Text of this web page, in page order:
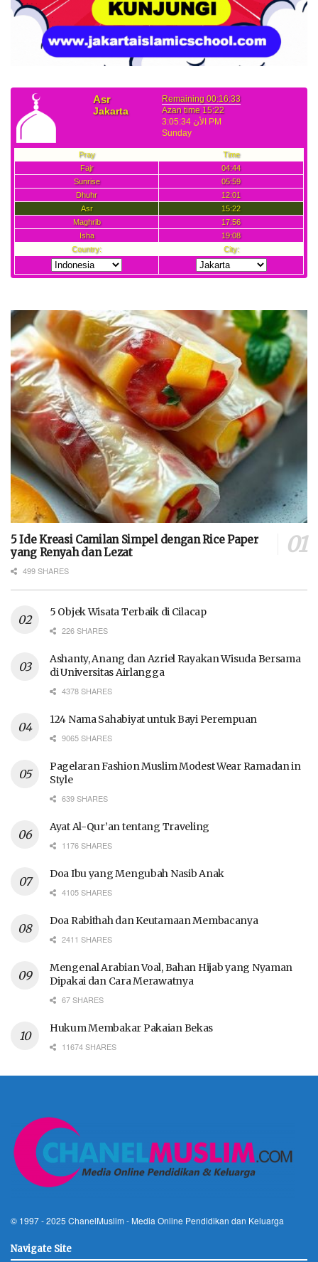
5 Ide Kreasi Camilan Simpel dengan Rice Paper
yang Renyah dan Lezat
499 SHARES
5 Objek Wisata Terbaik di Cilacap
226 SHARES
Ashanty, Anang dan Azriel Rayakan Wisuda Bersama
di Universitas Airlangga
4378 SHARES
124 Nama Sahabiyat untuk Bayi Perempuan
9065 SHARES
Pagelaran Fashion Muslim Modest Wear Ramadan in
Style
639 SHARES
Ayat Al-Qur’an tentang Traveling
1176 SHARES
Doa Ibu yang Mengubah Nasib Anak
4105 SHARES
Doa Rabithah dan Keutamaan Membacanya
2411 SHARES
Mengenal Arabian Voal, Bahan Hijab yang Nyaman
Dipakai dan Cara Merawatnya
67 SHARES
Hukum Membakar Pakaian Bekas
11674 SHARES
© 1997 - 2025 ChanelMuslim - Media Online Pendidikan dan Keluarga
Navigate Site